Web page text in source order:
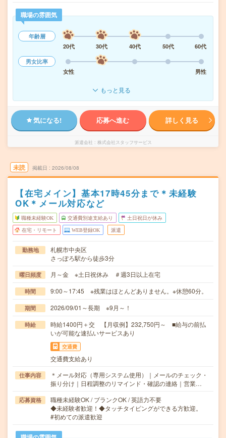
職場の雰囲気
年齢層
20代
30代 40代 50代
60代
男女比率
女性
男性
もっと見る
気になる! 応募へ進む 詳しく見る
派遣会社 株式会社スタッフサービス
未読 掲載日 2026/08/08
【在宅メイン】基本17時45分まで＊未経験
OK＊メール対応など
職種未経験OK 交通費別途支給あり 土日祝日が休み
在宅・リモート WEB登録OK 派遣
勤務地
札幌市中央区
さっぽろ駅から徒歩3分
曜日頻度 月～金 ※土日祝休み ＃週3日以上在宅
時間 9:00～17:45 ※残業はほとんどありません。※休憩60分。
期間 2026/09/01～長期 ※9月～！
時給
時給1400円＋交 【月収例】232,750円～ ■給与の前払
いが可能な速払いサービスあり
交通費
交通費支給あり
仕事内容
＊メール対応（専用システム使用）｜メールのチェック・
振り分け｜日程調整のリマインド・確認の連絡｜営業…
応募資格
職種未経験OK / ブランクOK / 英語力不要
◆未経験者歓迎！◆タッチタイピングができる方歓迎。
#初めての派遣歓迎